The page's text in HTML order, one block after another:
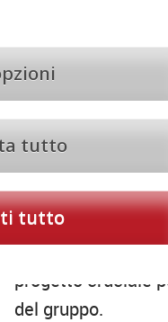
centralizzato i
piattaforma di
periferici e
madre di
crescita dal
realizzare
massicci: dalla
di Vipiteno
nel
di un moderno
progetto cruciale
del gruppo.
tutto
tutto